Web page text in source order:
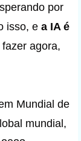
por
isso, e a IA é
agora,
Mundial de
mundial,